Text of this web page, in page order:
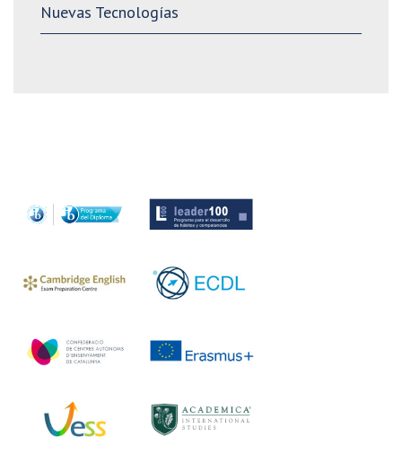
Nuevas Tecnologías